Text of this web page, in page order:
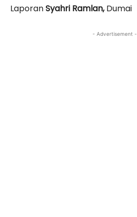
LaporanSyahri Ramlan,Dumai
- Advertisement -